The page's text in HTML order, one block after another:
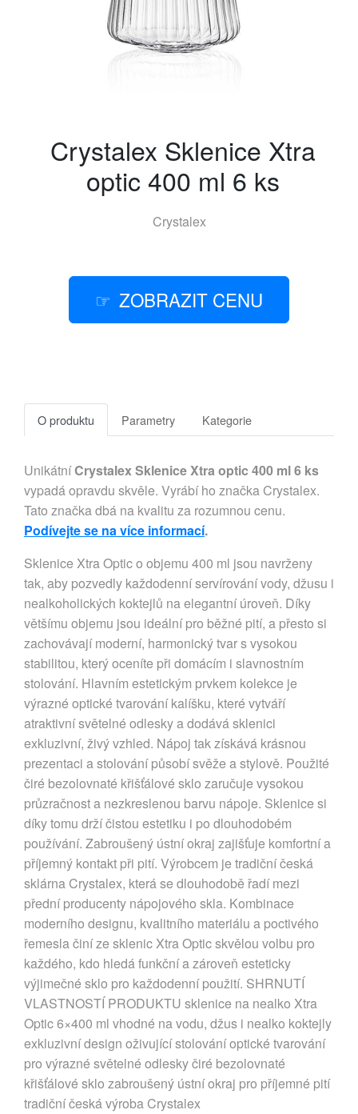
Crystalex Sklenice Xtra
optic 400 ml 6 ks
Crystalex
ZOBRAZIT CENU
O produktu Parametry Kategorie
UnikátníCrystalex Sklenice Xtra optic 400 ml 6 ks
vypadá opravdu skvěle. Vyrábí ho značka Crystalex.
Tato značka dbá na kvalitu za rozumnou cenu.
Podívejte se na více informací.
Sklenice Xtra Optic o objemu 400 ml jsou navrženy
tak, aby pozvedly každodenní servírování vody, džusu i
nealkoholických koktejlů na elegantní úroveň. Díky
většímu objemu jsou ideální pro běžné pití, a přesto si
zachovávají moderní, harmonický tvar s vysokou
stabilitou, který oceníte při domácím i slavnostním
stolování. Hlavním estetickým prvkem kolekce je
výrazné optické tvarování kalíšku, které vytváří
atraktivní světelné odlesky a dodává sklenici
exkluzivní, živý vzhled. Nápoj tak získává krásnou
prezentaci a stolování působí svěže a stylově. Použité
čiré bezolovnaté křišťálové sklo zaručuje vysokou
průzračnost a nezkreslenou barvu nápoje. Sklenice si
díky tomu drží čistou estetiku i po dlouhodobém
používání. Zabroušený ústní okraj zajišťuje komfortní a
příjemný kontakt při pití. Výrobcem je tradiční česká
sklárna Crystalex, která se dlouhodobě řadí mezi
přední producenty nápojového skla. Kombinace
moderního designu, kvalitního materiálu a poctivého
řemesla činí ze sklenic Xtra Optic skvělou volbu pro
každého, kdo hledá funkční a zároveň esteticky
výjimečné sklo pro každodenní použití. SHRNUTÍ
VLASTNOSTÍ PRODUKTU sklenice na nealko Xtra
Optic 6×400 ml vhodné na vodu, džus i nealko koktejly
exkluzivní design oživující stolování optické tvarování
pro výrazné světelné odlesky čiré bezolovnaté
křišťálové sklo zabroušený ústní okraj pro příjemné pití
tradiční česká výroba Crystalex